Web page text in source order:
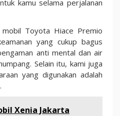
kamu selama perjalanan
Toyota Hiace Premio
yang cukup bagus
anti mental dan air
Selain itu, kami juga
yang digunakan adalah
Xenia Jakarta